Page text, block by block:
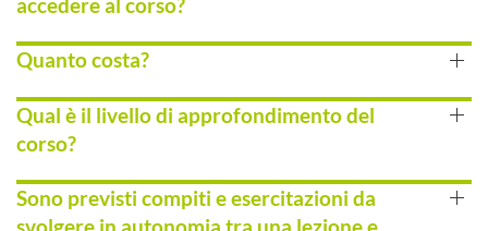
accedere al corso?
Quanto costa?
Qual è il livello di approfondimento del
corso?
Sono previsti compiti e esercitazioni da
svolgere in autonomia tra una lezione e